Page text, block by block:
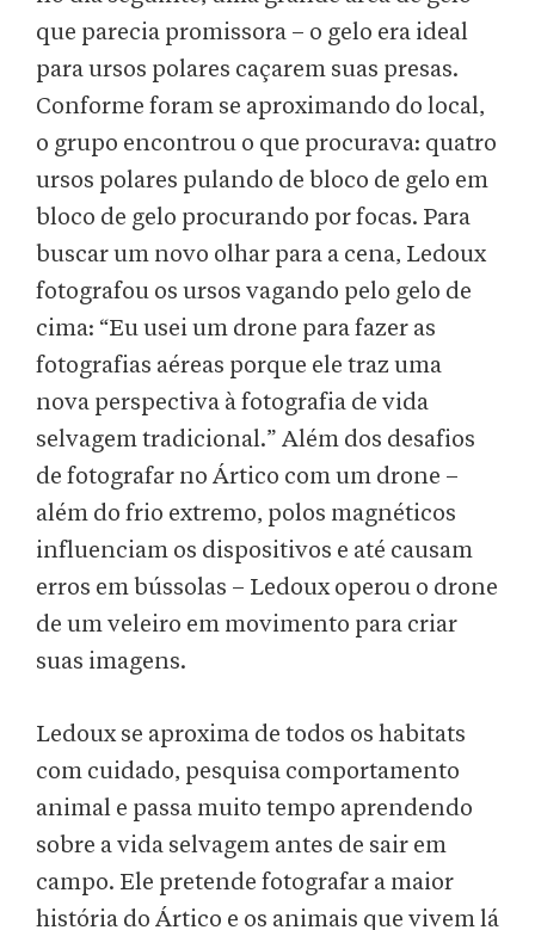
que parecia promissora – o gelo era ideal
para ursos polares caçarem suas presas.
Conforme foram se aproximando do local,
o grupo encontrou o que procurava: quatro
ursos polares pulando de bloco de gelo em
bloco de gelo procurando por focas. Para
buscar um novo olhar para a cena, Ledoux
fotografou os ursos vagando pelo gelo de
cima: “Eu usei um drone para fazer as
fotografias aéreas porque ele traz uma
nova perspectiva à fotografia de vida
selvagem tradicional.” Além dos desafios
de fotografar no Ártico com um drone –
além do frio extremo, polos magnéticos
influenciam os dispositivos e até causam
erros em bússolas – Ledoux operou o drone
de um veleiro em movimento para criar
suas imagens.
Ledoux se aproxima de todos os habitats
com cuidado, pesquisa comportamento
animal e passa muito tempo aprendendo
sobre a vida selvagem antes de sair em
campo. Ele pretende fotografar a maior
história do Ártico e os animais que vivem lá